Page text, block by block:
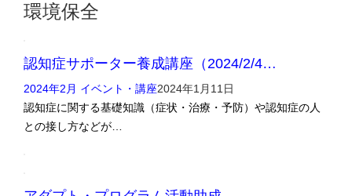
環境保全
認知症サポーター養成講座（2024/2/4…
2024年2月 イベント・講座2024年1月11日
認知症に関する基礎知識（症状・治療・予防）や認知症の人
との接し方などが…